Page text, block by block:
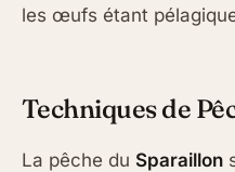
les œufs étant
Techniques de
La pêche du Sparaillon